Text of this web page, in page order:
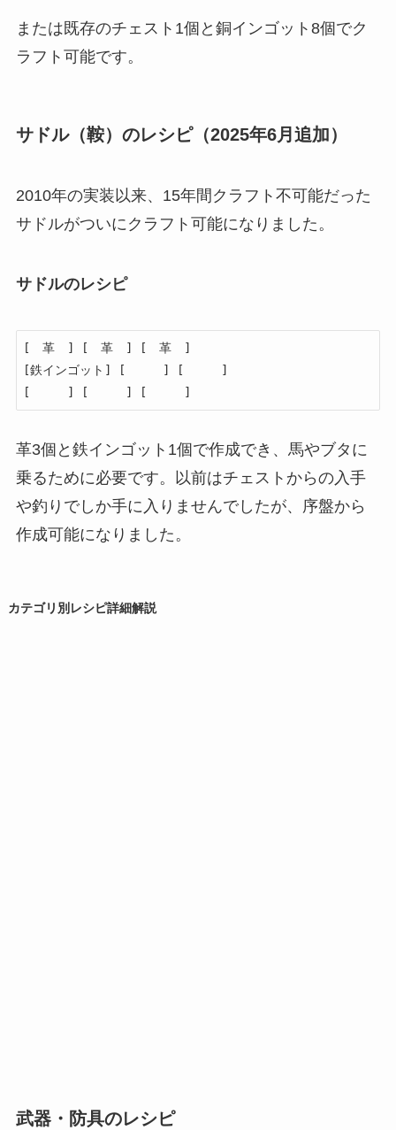
または既存のチェスト1個と銅インゴット8個でク
ラフト可能です。
サドル（鞍）のレシピ（2025年6月追加）
2010年の実装以来、15年間クラフト不可能だった
サドルがついにクラフト可能になりました。
サドルのレシピ
[　革　] [　革　] [　革　]
[鉄インゴット] [　　　] [　　　]
[　　　] [　　　] [　　　]
革3個と鉄インゴット1個で作成でき、馬やブタに
乗るために必要です。以前はチェストからの入手
や釣りでしか手に入りませんでしたが、序盤から
作成可能になりました。
カテゴリ別レシピ詳細解説
武器・防具のレシピ